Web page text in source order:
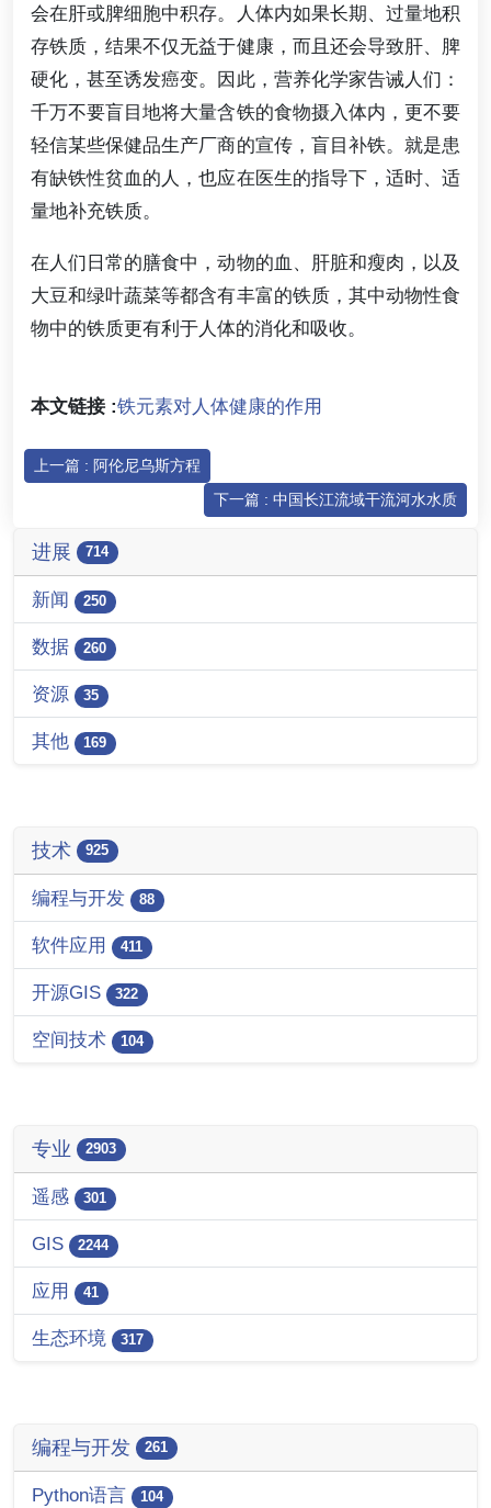
会在肝或脾细胞中积存。人体内如果长期、过量地积
存铁质，结果不仅无益于健康，而且还会导致肝、脾
硬化，甚至诱发癌变。因此，营养化学家告诫人们：
千万不要盲目地将大量含铁的食物摄入体内，更不要
轻信某些保健品生产厂商的宣传，盲目补铁。就是患
有缺铁性贫血的人，也应在医生的指导下，适时、适
量地补充铁质。
在人们日常的膳食中，动物的血、肝脏和瘦肉，以及
大豆和绿叶蔬菜等都含有丰富的铁质，其中动物性食
物中的铁质更有利于人体的消化和吸收。
本文链接 :铁元素对人体健康的作用
上一篇 : 阿伦尼乌斯方程
下一篇 : 中国长江流域干流河水水质
进展 714
新闻 250
数据 260
资源 35
其他 169
技术 925
编程与开发 88
软件应用 411
开源GIS 322
空间技术 104
专业 2903
遥感 301
GIS 2244
应用 41
生态环境 317
编程与开发 261
Python语言 104